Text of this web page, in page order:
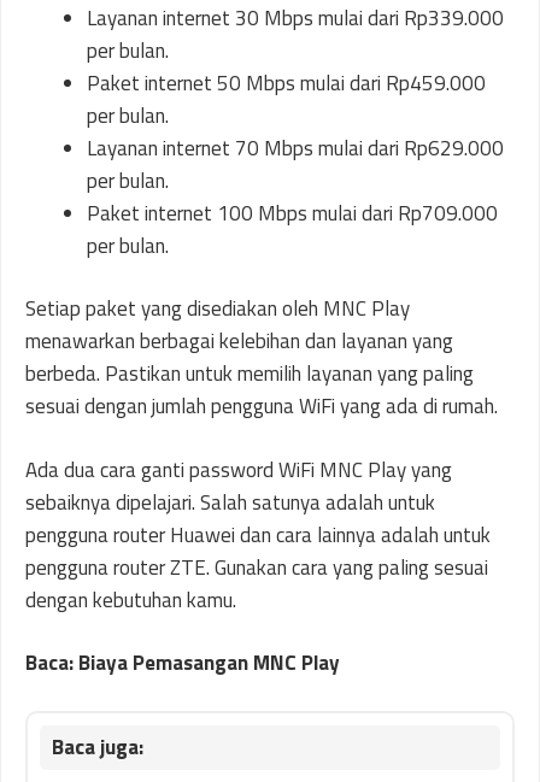
Layanan internet 30 Mbps mulai dari Rp339.000
per bulan.
Paket internet 50 Mbps mulai dari Rp459.000
per bulan.
Layanan internet 70 Mbps mulai dari Rp629.000
per bulan.
Paket internet 100 Mbps mulai dari Rp709.000
per bulan.
Setiap paket yang disediakan oleh MNC Play
menawarkan berbagai kelebihan dan layanan yang
berbeda. Pastikan untuk memilih layanan yang paling
sesuai dengan jumlah pengguna WiFi yang ada di rumah.
Ada dua cara ganti password WiFi MNC Play yang
sebaiknya dipelajari. Salah satunya adalah untuk
pengguna router Huawei dan cara lainnya adalah untuk
pengguna router ZTE. Gunakan cara yang paling sesuai
dengan kebutuhan kamu.
Baca: Biaya Pemasangan MNC Play